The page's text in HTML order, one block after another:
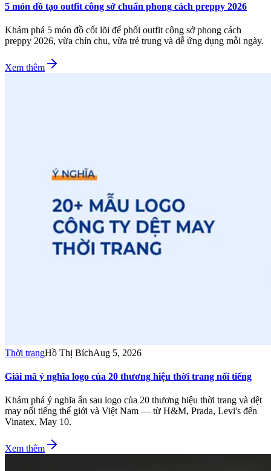
5 món đồ tạo outfit công sở chuẩn phong cách preppy 2026
Khám phá 5 món đồ cốt lõi để phối outfit công sở phong cách
preppy 2026, vừa chỉn chu, vừa trẻ trung và dễ ứng dụng mỗi ngày.
Xem thêm
Thời trangHồ Thị BíchAug 5, 2026
Giải mã ý nghĩa logo của 20 thương hiệu thời trang nổi tiếng
Khám phá ý nghĩa ẩn sau logo của 20 thương hiệu thời trang và dệt
may nổi tiếng thế giới và Việt Nam — từ H&M, Prada, Levi's đến
Vinatex, May 10.
Xem thêm